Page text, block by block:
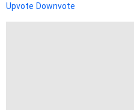
Upvote Downvote